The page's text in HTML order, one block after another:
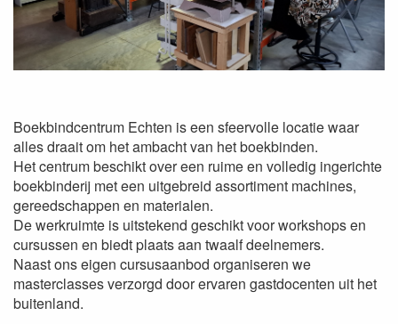
Boekbindcentrum Echten is een sfeervolle locatie waar
alles draait om het ambacht van het boekbinden.
Het centrum beschikt over een ruime en volledig ingerichte
boekbinderij met een uitgebreid assortiment machines,
gereedschappen en materialen.
De werkruimte is uitstekend geschikt voor workshops en
cursussen en biedt plaats aan twaalf deelnemers.
Naast ons eigen cursusaanbod organiseren we
masterclasses verzorgd door ervaren gastdocenten uit het
buitenland.